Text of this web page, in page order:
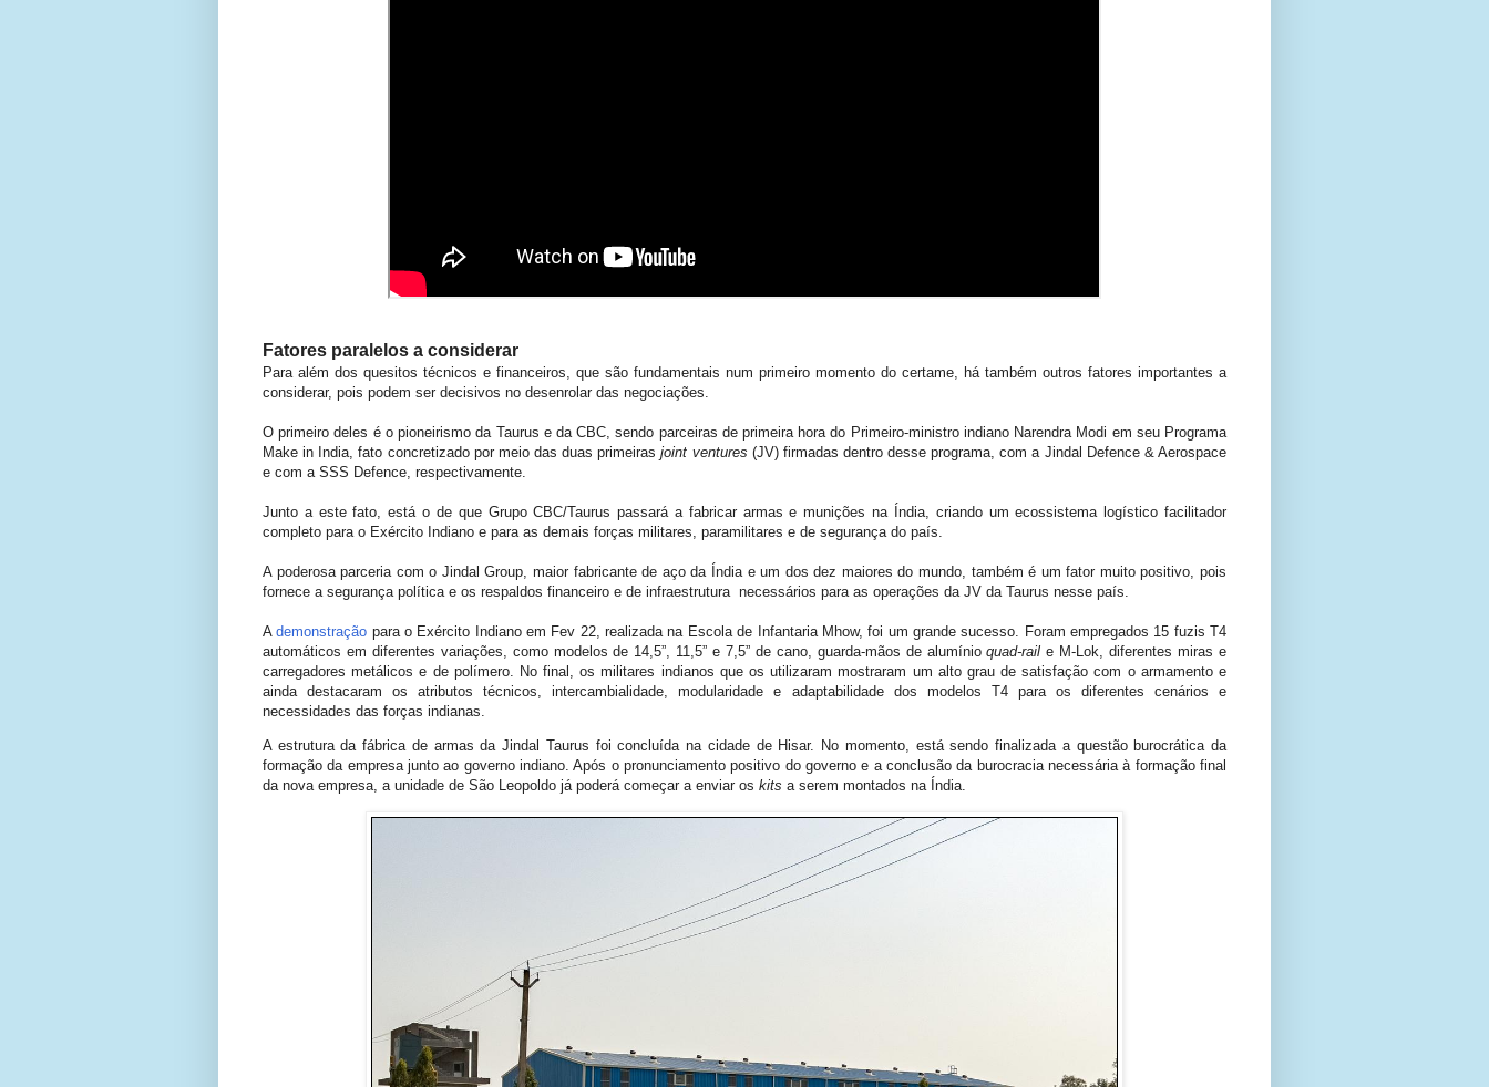
Fatores paralelos a considerar
Para além dos quesitos técnicos e financeiros, que são fundamentais num primeiro momento do certame, há também outros fatores importantes a
considerar, pois podem ser decisivos no desenrolar das negociações.
O primeiro deles é o pioneirismo da Taurus e da CBC, sendo parceiras de primeira hora do Primeiro-ministro indiano Narendra Modi em seu Programa
Make in India, fato concretizado por meio das duas primeirasjoint ventures (JV) firmadas dentro desse programa, com a Jindal Defence & Aerospace
e com a SSS Defence, respectivamente.
Junto a este fato, está o de que Grupo CBC/Taurus passará a fabricar armas e munições na Índia, criando um ecossistema logístico facilitador
completo para o Exército Indiano e para as demais forças militares, paramilitares e de segurança do país.
A poderosa parceria com o Jindal Group, maior fabricante de aço da Índia e um dos dez maiores do mundo, também é um fator muito positivo, pois
fornece a segurança política e os respaldos financeiro e de infraestrutura necessários para as operações da JV da Taurus nesse país.
Ademonstração para o Exército Indiano em Fev 22, realizada na Escola de Infantaria Mhow, foi um grande sucesso. Foram empregados 15 fuzis T4
automáticos em diferentes variações, como modelos de 14,5”, 11,5” e 7,5” de cano, guarda-mãos de alumínioquad-rail e M-Lok, diferentes miras e
carregadores metálicos e de polímero. No final, os militares indianos que os utilizaram mostraram um alto grau de satisfação com o armamento e
ainda destacaram os atributos técnicos, intercambialidade, modularidade e adaptabilidade dos modelos T4 para os diferentes cenários e
necessidades das forças indianas.
A estrutura da fábrica de armas da Jindal Taurus foi concluída na cidade de Hisar. No momento, está sendo finalizada a questão burocrática da
formação da empresa junto ao governo indiano. Após o pronunciamento positivo do governo e a conclusão da burocracia necessária à formação final
da nova empresa, a unidade de São Leopoldo já poderá começar a enviar os kits a serem montados na Índia.